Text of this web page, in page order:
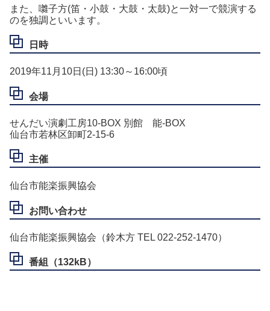
また、囃子方(笛・小鼓・大鼓・太鼓)と一対一で競演する
のを独調といいます。
日時
2019年11月10日(日) 13:30～16:00頃
会場
せんだい演劇工房10-BOX 別館 能-BOX
仙台市若林区卸町2-15-6
主催
仙台市能楽振興協会
お問い合わせ
仙台市能楽振興協会（鈴木方 TEL 022-252-1470）
番組（132kB）